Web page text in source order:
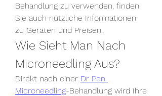
Behandlung zu verwenden, finden
Sie auch nützliche Informationen
zu Geräten und Preisen.
Wie Sieht Man Nach
Microneedling Aus?
Direkt nach einer Dr Pen
Microneedling-Behandlung wird Ihre